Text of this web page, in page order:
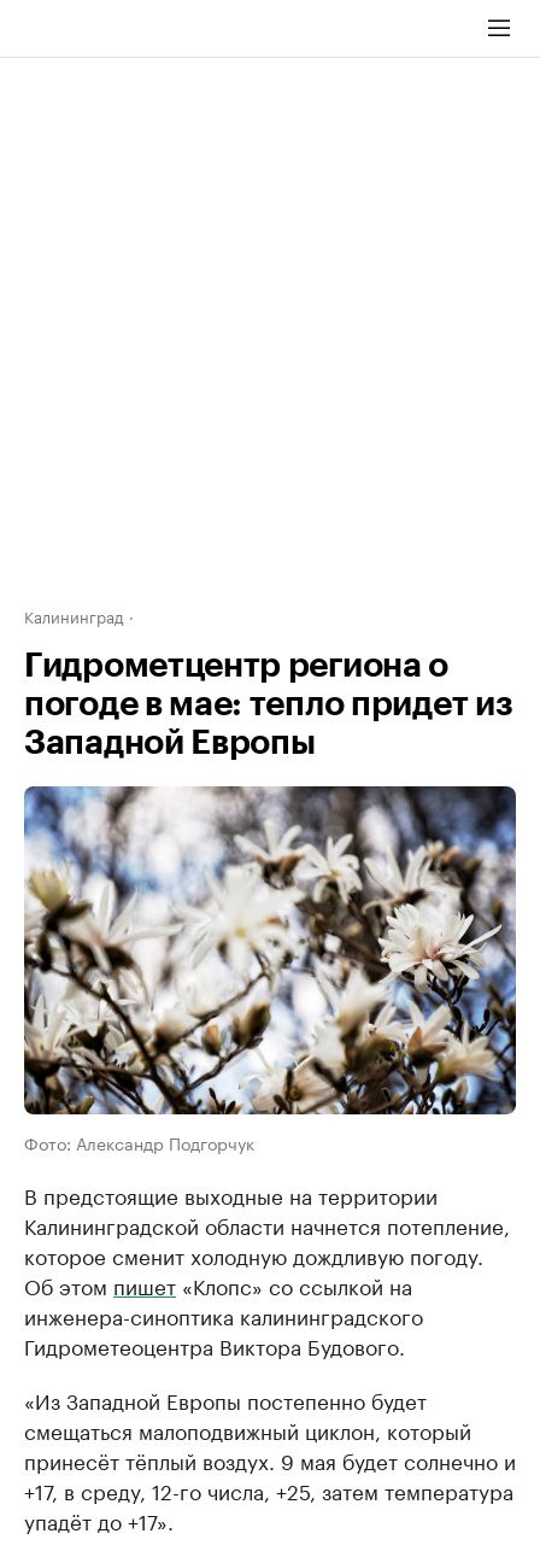
Калининград
Гидрометцентр региона о
погоде в мае: тепло придет из
Западной Европы
Фото: Александр Подгорчук
В предстоящие выходные на территории
Калининградской области начнется потепление,
которое сменит холодную дождливую погоду.
Об этом пишет «Клопс» со ссылкой на
инженера-синоптика калининградского
Гидрометеоцентра Виктора Будового.
«Из Западной Европы постепенно будет
смещаться малоподвижный циклон, который
принесёт тёплый воздух. 9 мая будет солнечно и
+17, в среду, 12-го числа, +25, затем температура
упадёт до +17».